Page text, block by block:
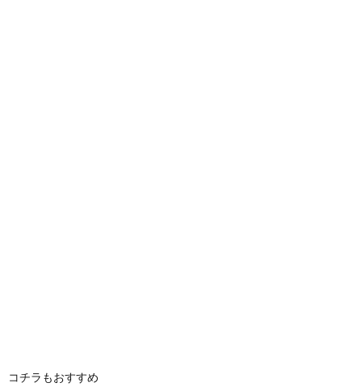
コチラもおすすめ